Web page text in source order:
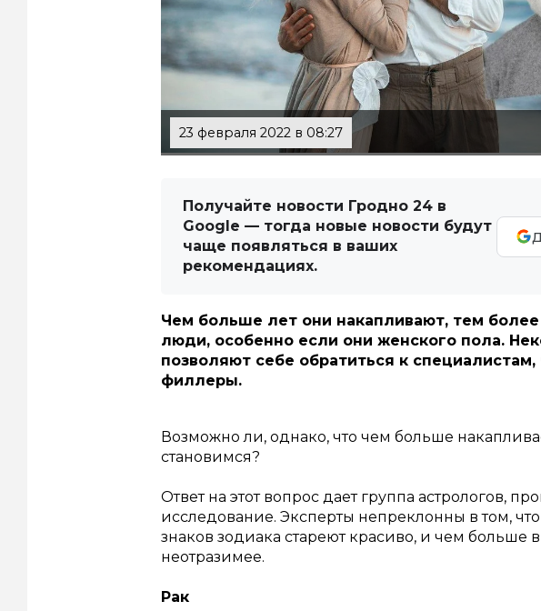
23 февраля 2022 в 08:27
Получайте новости Гродно 24 в
Google — тогда новые новости будут
чаще появляться в ваших
рекомендациях.
Чем больше лет они накапливают, тем
люди, особенно если они женского пола.
позволяют себе обратиться к
филлеры.
Возможно ли, однако, что чем больше
становимся?
Ответ на этот вопрос дает группа астрологов,
исследование. Эксперты непреклонны в том,
знаков зодиака стареют красиво, и чем больше
неотразимее.
Рак